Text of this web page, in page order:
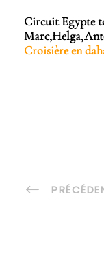
Circuit Egypte
Croisière en